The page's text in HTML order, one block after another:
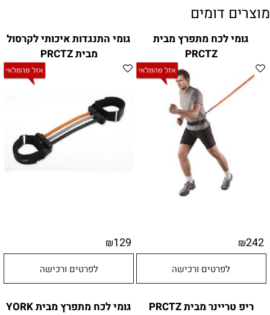
מוצרים דומים
גומי לכח מתפרץ מבית
PRCTZ
₪242
לפרטים ורכישה
גומי התנגדות איכותי לקרסול
מבית PRCTZ
₪129
לפרטים ורכישה
ריפ טריינר מבית PRCTZ גומי לכח מתפרץ מבית YORK